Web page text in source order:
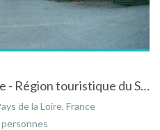
Gîtes du Parc de la Verrerie - Région touristique du Sud Vendée - avec piscine et tennis.
de la Loire, France
personnes